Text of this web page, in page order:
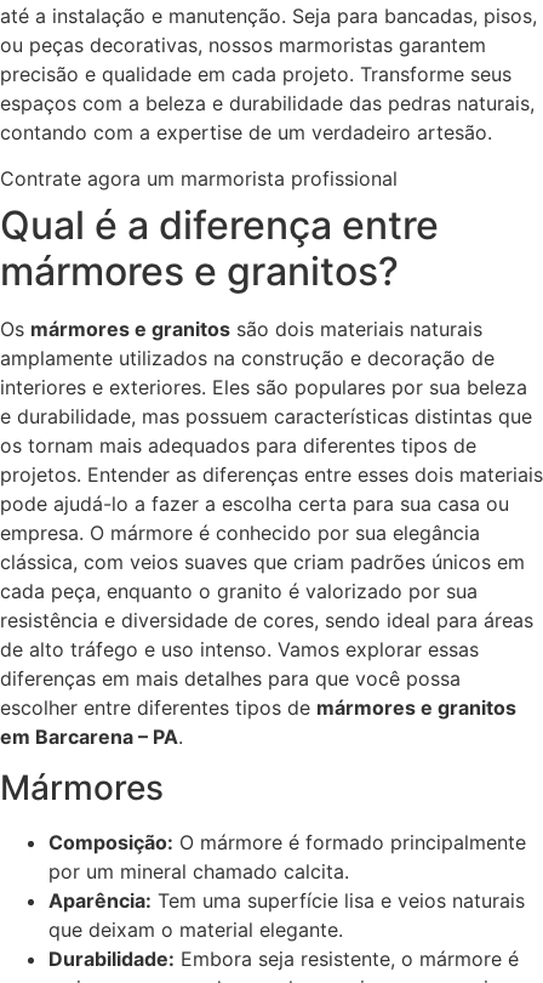
até a instalação e manutenção. Seja para bancadas, pisos,
ou peças decorativas, nossos marmoristas garantem
precisão e qualidade em cada projeto. Transforme seus
espaços com a beleza e durabilidade das pedras naturais,
contando com a expertise de um verdadeiro artesão.
Contrate agora um marmorista profissional
Qual é a diferença entre
mármores e granitos?
Os mármores e granitos são dois materiais naturais
amplamente utilizados na construção e decoração de
interiores e exteriores. Eles são populares por sua beleza
e durabilidade, mas possuem características distintas que
os tornam mais adequados para diferentes tipos de
projetos. Entender as diferenças entre esses dois materiais
pode ajudá-lo a fazer a escolha certa para sua casa ou
empresa. O mármore é conhecido por sua elegância
clássica, com veios suaves que criam padrões únicos em
cada peça, enquanto o granito é valorizado por sua
resistência e diversidade de cores, sendo ideal para áreas
de alto tráfego e uso intenso. Vamos explorar essas
diferenças em mais detalhes para que você possa
escolher entre diferentes tipos de mármores e granitos
em Barcarena – PA.
Mármores
Composição: O mármore é formado principalmente
por um mineral chamado calcita.
Aparência: Tem uma superfície lisa e veios naturais
que deixam o material elegante.
Durabilidade: Embora seja resistente, o mármore é